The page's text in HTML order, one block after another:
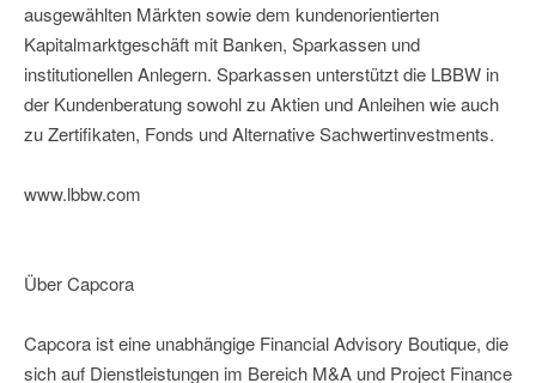
ausgewählten Märkten sowie dem kundenorientierten
Kapitalmarktgeschäft mit Banken, Sparkassen und
institutionellen Anlegern. Sparkassen unterstützt die LBBW in
der Kundenberatung sowohl zu Aktien und Anleihen wie auch
zu Zertifikaten, Fonds und Alternative Sachwertinvestments.
www.lbbw.com
Über Capcora
Capcora ist eine unabhängige Financial Advisory Boutique, die
sich auf Dienstleistungen im Bereich M&A und Project Finance